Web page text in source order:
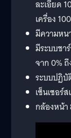
ละเอียด
เครื่อง
มีความหน
มีระบบชา
จาก 0%
ระบบปฏิบั
เซ็นเซอร์
กล้องหน้า